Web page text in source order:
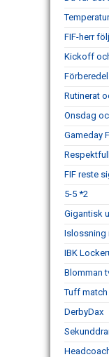
FIF-herr
Kickoff
Rutinerat
Onsdag
Gameday
FIF reste
5-5 *2
Gigantisk
Islossning
IBK
Blomman
Tuff
DerbyDax